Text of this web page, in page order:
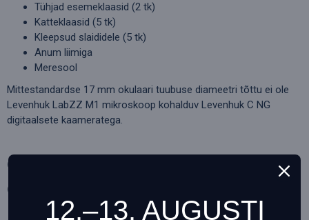
Tühjad esemeklaasid (2 tk)
Katteklaasid (5 tk)
Kleepsud slaididele (5 tk)
Anum liimiga
Meresool
Mittestandardse 17 mm okulaari tuubuse diameetri tõttu ei ole
Levenhuk LabZZ M1 mikroskoop kohalduv Levenhuk C NG
digitaalsete kaameratega.
12.–13. AUGUSTI